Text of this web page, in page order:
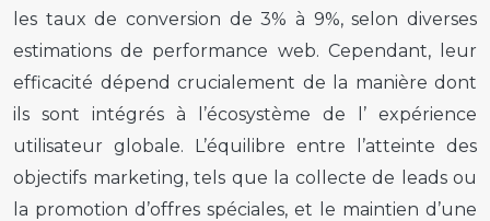
les taux de conversion de 3% à 9%, selon diverses
estimations de performance web. Cependant, leur
efficacité dépend crucialement de la manière dont
ils sont intégrés à l’écosystème de l’ expérience
utilisateur globale. L’équilibre entre l’atteinte des
objectifs marketing, tels que la collecte de leads ou
la promotion d’offres spéciales, et le maintien d’une